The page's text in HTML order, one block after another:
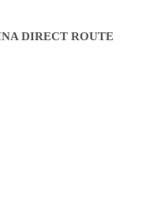
DIRECT ROUTE